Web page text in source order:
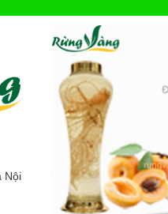
Nội